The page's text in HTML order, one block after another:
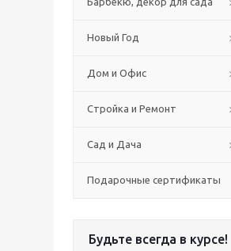
Новый Год
Дом и Офис
Стройка и Ремонт
Сад и Дача
Подарочные сертификаты
Будьте всегда в курсе!